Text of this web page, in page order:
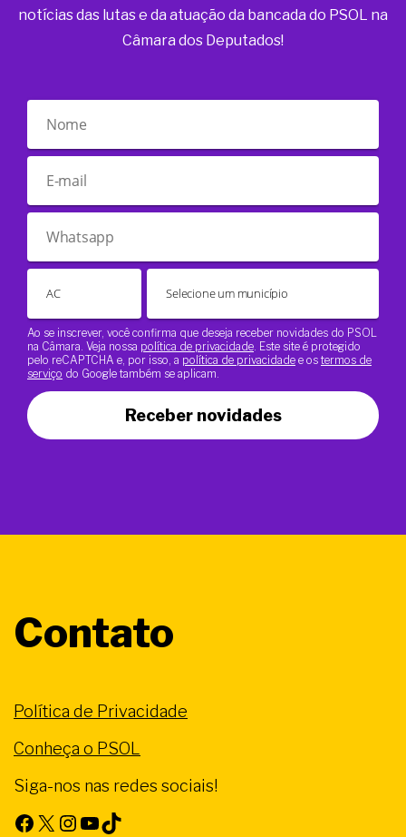
notícias das lutas e da atuação da bancada do PSOL na
Câmara dos Deputados!
Ao se inscrever, você confirma que deseja receber novidades do PSOL
na Câmara. Veja nossa política de privacidade . Este site é protegido
pelo reCAPTCHA e, por isso, a política de privacidade e os termos de
serviço do Google também se aplicam.
Receber novidades
Contato
Política de Privacidade
Conheça o PSOL
Siga-nos nas redes sociais!
Facebook X Instagram Youtube TikTok